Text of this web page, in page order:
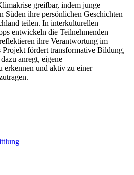
greifbar, indem junge
Süden ihre persönlichen Geschichten
teilen. In interkulturellen
entwickeln die Teilnehmenden
ihre Verantwortung im
Projekt fördert transformative Bildung,
anregt, eigene
erkennen und aktiv zu einer